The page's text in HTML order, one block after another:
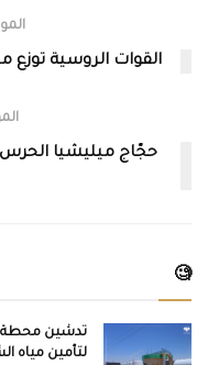
القوات الروسية توزع
حجّاج ميليشيا الحرس
🧐
تدشين محطة
لتأمين مياه الشرب